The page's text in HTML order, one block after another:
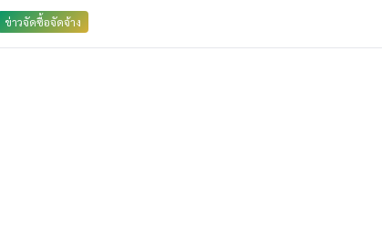
ข่าวจัดซื้อจัดจ้าง